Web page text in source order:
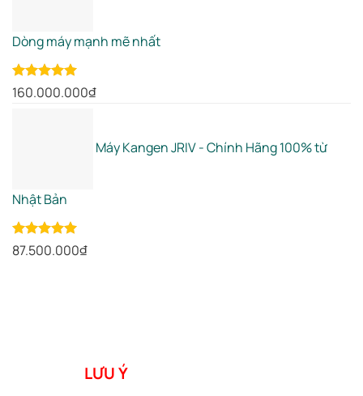
Dòng máy mạnh mẽ nhất
Rated5.00
out of 5
160.000.000₫
Máy Kangen JRIV - Chính Hãng 100% từ
Nhật Bản
Rated5.00
out of 5
87.500.000₫
LƯU Ý